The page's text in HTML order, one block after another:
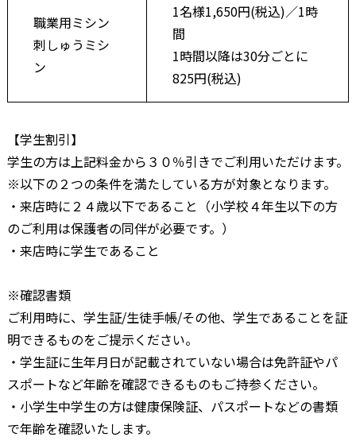
職業用ミシン
刺しゅうミシ
ン
1名様1,650円(税込)／1時
間
1時間以降は30分ごとに
825円(税込)
【学生割引】
学生の方は上記料金から３０％引きでご利用いただけます。
※以下の２つの条件を満たしている方が対象となります。
・来店時に２４歳以下であること（小学校４年生以下の方
のご利用は保護者の同伴が必要です。）
・来店時に学生であること
※確認書類
ご利用時に、学生証/生徒手帳/その他、学生であることを証
明できるものをご提示ください。
・学生証に生年月日が記載されていない場合は免許証やパ
スポートなど年齢を確認できるものもご持参ください。
・小学生中学生の方は健康保険証、パスポートなどの書類
で年齢を確認いたします。